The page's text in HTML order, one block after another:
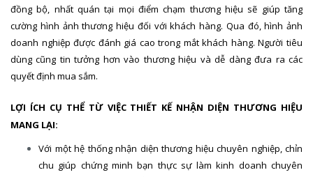
đồng bộ, nhất quán tại mọi điểm chạm thương hiệu sẽ giúp tăng
cường hình ảnh thương hiệu đối với khách hàng. Qua đó, hình ảnh
doanh nghiệp được đánh giá cao trong mắt khách hàng. Người tiêu
dùng cũng tin tưởng hơn vào thương hiệu và dễ dàng đưa ra các
quyết định mua sắm.
LỢI ÍCH CỤ THỂ TỪ VIỆC THIẾT KẾ NHẬN DIỆN THƯƠNG HIỆU
MANG LẠI:
Với một hệ thống nhận diện thương hiệu chuyên nghiệp, chỉn
chu giúp chứng minh bạn thực sự làm kinh doanh chuyên